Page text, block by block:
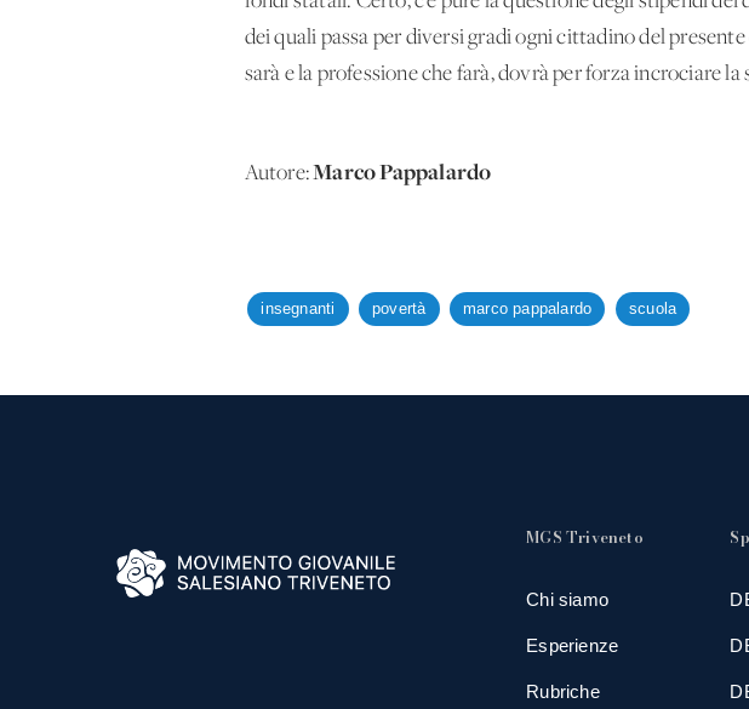
dei quali passa per diversi gradi ogni cittadino del
sarà e la professione che farà, dovrà per forza incrociare la
Autore:Marco Pappalardo
insegnanti povertà marco pappalardo scuola
MGS Triveneto
Chi siamo
Esperienze
Rubriche